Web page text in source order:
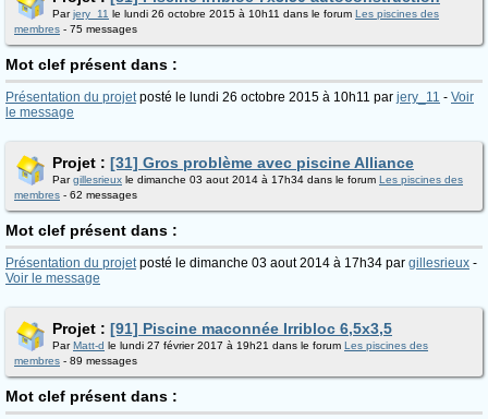
Parjery_11 le lundi 26 octobre 2015 à 10h11 dans le forum Les piscines des
membres - 75 messages
Mot clef présent dans :
Présentation du projetposté le lundi 26 octobre 2015 à 10h11 par jery_11 - Voir
le message
Projet : [31] Gros problème avec piscine Alliance
Pargillesrieux le dimanche 03 aout 2014 à 17h34 dans le forum Les piscines des
membres - 62 messages
Mot clef présent dans :
Présentation du projetposté le dimanche 03 aout 2014 à 17h34 par gillesrieux -
Voir le message
Projet : [91] Piscine maconnée Irribloc 6,5x3,5
ParMatt-d le lundi 27 février 2017 à 19h21 dans le forum Les piscines des
membres - 89 messages
Mot clef présent dans :